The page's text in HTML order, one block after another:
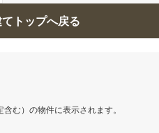
トップへ戻る
む）の物件に表示されます。